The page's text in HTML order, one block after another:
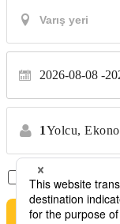
2026-08-08
1Yolcu,
Sadece